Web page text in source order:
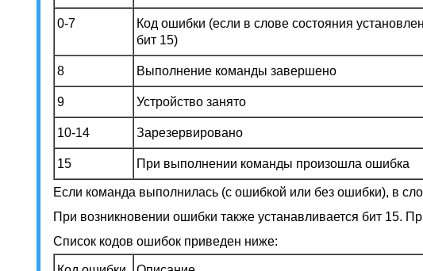
0-7
Код ошибки (если в слове состояния установлен
бит 15)
8 Выполнение команды завершено
9 Устройство занято
10-14 Зарезервировано
15 При выполнении команды произошла ошибка
Если команда выполнилась (с ошибкой или без ошибки), в
При возникновении ошибки также устанавливается бит 15.
Список кодов ошибок приведен ниже: